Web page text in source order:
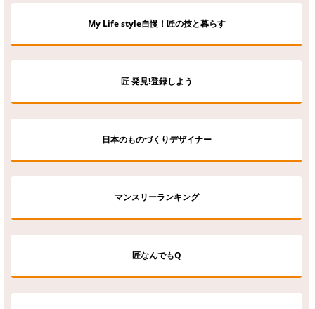
My Life style自慢！匠の技と暮らす
匠 発見!登録しよう
日本のものづくりデザイナー
マンスリーランキング
匠なんでもQ